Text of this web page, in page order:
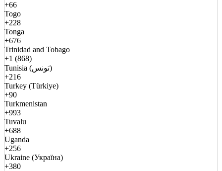
+66
Togo
+228
Tonga
+676
Trinidad and Tobago
+1 (868)
Tunisia (تونس)
+216
Turkey (Türkiye)
+90
Turkmenistan
+993
Tuvalu
+688
Uganda
+256
Ukraine (Україна)
+380